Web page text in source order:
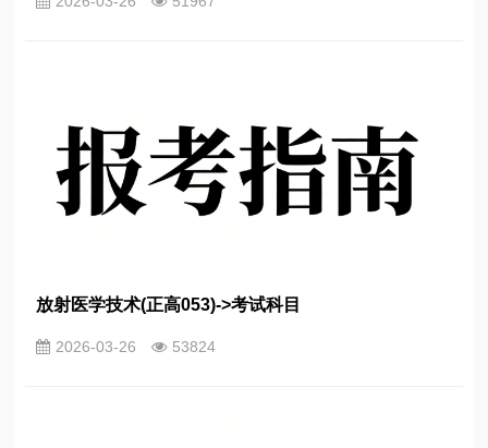
放射医学技术(正高053)->考试科目
2026-03-26 53824